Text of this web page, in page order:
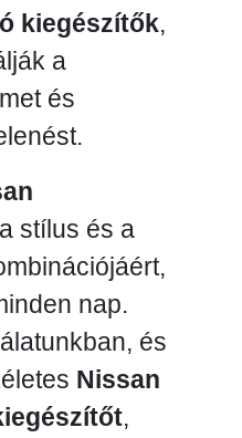
kiegészítők,
a
és
stílus és a
nap.
és
Nissan
,